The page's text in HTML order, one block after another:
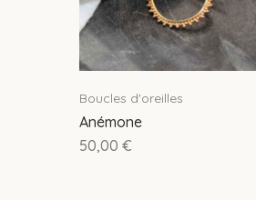
Boucles d'oreilles
Anémone
50,00 €